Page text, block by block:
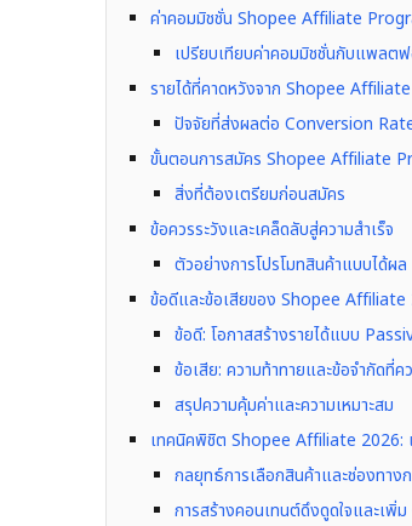
ค่าคอมมิชชั่น Shopee Affiliate
เปรียบเทียบค่าคอมมิชชั่นกับแพลต
รายได้ที่คาดหวังจาก Shopee
ปัจจัยที่ส่งผลต่อ Conversion
ขั้นตอนการสมัคร Shopee Affiliate
สิ่งที่ต้องเตรียมก่อนสมัคร
ข้อควรระวังและเคล็ดลับสู่ความสำเร็จ
ตัวอย่างการโปรโมทสินค้าแบบได้ผล
ข้อดีและข้อเสียของ Shopee
ข้อดี: โอกาสสร้างรายได้แบบ
ข้อเสีย: ความท้าทายและข้อจำกัดที่ค
สรุปความคุ้มค่าและความเหมาะสม
เทคนิคพิชิต Shopee Affiliate 2026:
กลยุทธ์การเลือกสินค้าและช่องทางก
การสร้างคอนเทนต์ดึงดูดใจและเพิ่